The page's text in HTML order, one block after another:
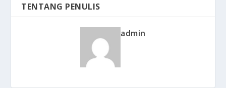
TENTANG PENULIS
admin